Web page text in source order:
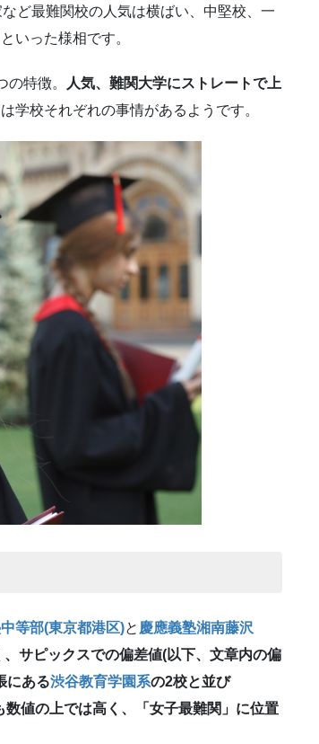
ど最難関校の人気は横ばい、中堅校、一
いった様相です。
特徴。
人気、難関大学にストレートで上
学校それぞれの事情があるようです。
等部(東京都港区)と 慶應義塾湘南藤沢
サピックスでの偏差値(以下、文章内の偏
にある渋谷教育学園系の2校と並び
数値の上では高く、「女子最難関」に位置